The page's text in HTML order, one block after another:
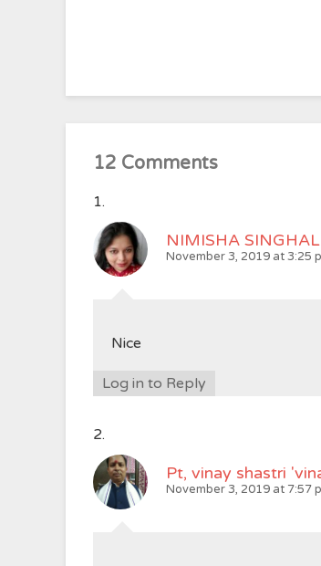
12 Comments
NIMISHA SINGHAL
November 3, 2019 at 3:25
Nice
Log in to Reply
Pt, vinay shastri
November 3, 2019 at 7:57